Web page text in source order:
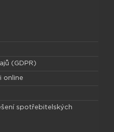
(GDPR)
online
spotřebitelských